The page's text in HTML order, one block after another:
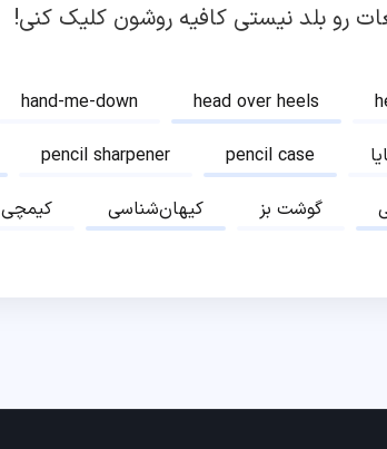
رو بلد نیستی کافیه روشون کلیک کنی!
hand-me-down head over heels
pencil sharpener pencil case
کیمچی کیهان‌شناسی گوشت بز